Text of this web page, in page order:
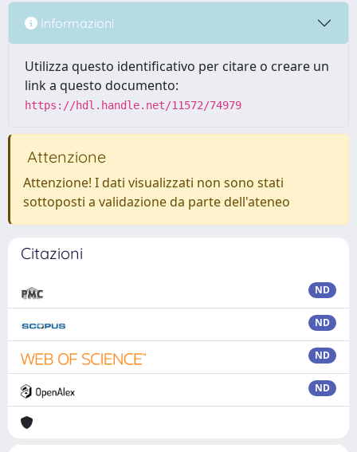
Informazioni
Utilizza questo identificativo per citare o creare un
link a questo documento:
https://hdl.handle.net/11572/74979
Attenzione
Attenzione! I dati visualizzati non sono stati
sottoposti a validazione da parte dell'ateneo
Citazioni
ND
ND
ND
ND